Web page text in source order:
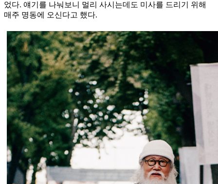
었다. 얘기를 나눠보니 멀리 사시는데도 미사를 드리기 위해
매주 명동에 오신다고 했다.